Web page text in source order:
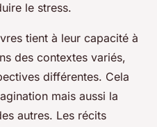
le stress.
tient à leur capacité à
des contextes variés,
différentes. Cela
mais aussi la
autres. Les récits